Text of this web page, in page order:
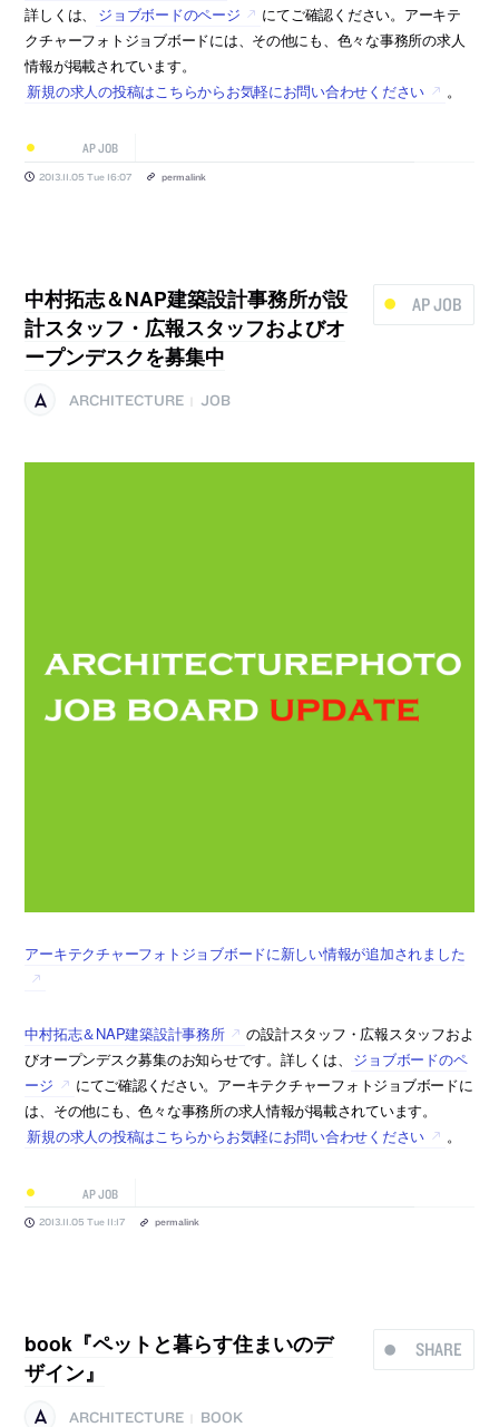
詳しくは、 ジョブボードのページ
にてご確認ください。アーキテ
クチャーフォトジョブボードには、その他にも、色々な事務所の求人
情報が掲載されています。
新規の求人の投稿はこちらからお気軽にお問い合わせください
。
AP JOB
2013.11.05 Tue 16:07 permalink
AP JOB
中村拓志＆NAP建築設計事務所が設
計スタッフ・広報スタッフおよびオ
ープンデスクを募集中
ARCHITECTURE JOB
アーキテクチャーフォトジョブボードに新しい情報が追加されました
中村拓志＆NAP建築設計事務所
の設計スタッフ・広報スタッフおよ
びオープンデスク募集のお知らせです。詳しくは、
ジョブボードのペ
ージ
にてご確認ください。アーキテクチャーフォトジョブボードに
は、その他にも、色々な事務所の求人情報が掲載されています。
新規の求人の投稿はこちらからお気軽にお問い合わせください
。
AP JOB
2013.11.05 Tue 11:17 permalink
SHARE
book『ペットと暮らす住まいのデ
ザイン』
ARCHITECTURE BOOK